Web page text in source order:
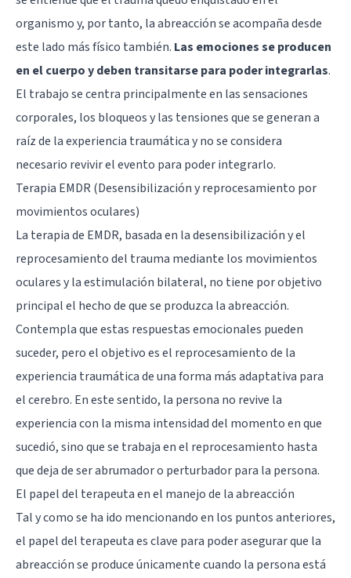
organismo y, por tanto, la abreacción se acompaña desde
este lado más físico también. Las emociones se producen
en el cuerpo y deben transitarse para poder integrarlas.
El trabajo se centra principalmente en las sensaciones
corporales, los bloqueos y las tensiones que se generan a
raíz de la experiencia traumática y no se considera
necesario revivir el evento para poder integrarlo.
Terapia EMDR (Desensibilización y reprocesamiento por
movimientos oculares)
La terapia de EMDR, basada en la desensibilización y el
reprocesamiento del trauma mediante los movimientos
oculares y la estimulación bilateral, no tiene por objetivo
principal el hecho de que se produzca la abreacción.
Contempla que estas respuestas emocionales pueden
suceder, pero el objetivo es el reprocesamiento de la
experiencia traumática de una forma más adaptativa para
el cerebro. En este sentido, la persona no revive la
experiencia con la misma intensidad del momento en que
sucedió, sino que se trabaja en el reprocesamiento hasta
que deja de ser abrumador o perturbador para la persona.
El papel del terapeuta en el manejo de la abreacción
Tal y como se ha ido mencionando en los puntos anteriores,
el papel del terapeuta es clave para poder asegurar que la
abreacción se produce únicamente cuando la persona está